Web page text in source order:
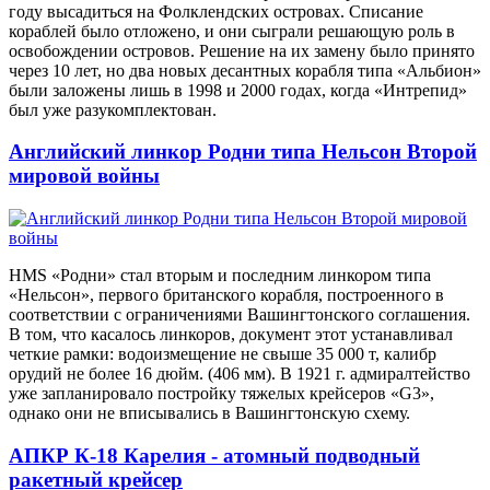
году высадиться на Фолклендских островах. Списание
кораблей было отложено, и они сыграли решающую роль в
освобождении островов. Решение на их замену было принято
через 10 лет, но два новых десантных корабля типа «Альбион»
были заложены лишь в 1998 и 2000 годах, когда «Интрепид»
был уже разукомплектован.
Английский линкор Родни типа Нельсон Второй
мировой войны
HMS «Родни» стал вторым и последним линкором типа
«Нельсон», первого британского корабля, построенного в
соответствии с ограничениями Вашингтонского соглашения.
В том, что касалось линкоров, документ этот устанавливал
четкие рамки: водоизмещение не свыше 35 000 т, калибр
орудий не более 16 дюйм. (406 мм). В 1921 г. адмиралтейство
уже запланировало постройку тяжелых крейсеров «G3»,
однако они не вписывались в Вашингтонскую схему.
АПКР К-18 Карелия - атомный подводный
ракетный крейсер